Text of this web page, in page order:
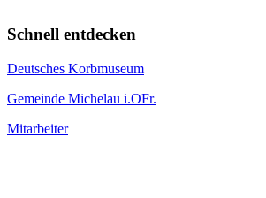
Schnell entdecken
Deutsches Korbmuseum
Gemeinde Michelau i.OFr.
Mitarbeiter